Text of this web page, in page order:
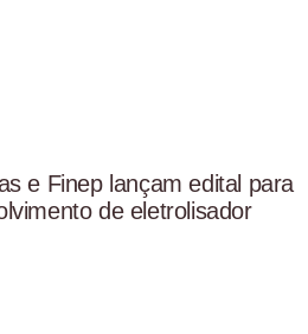
e Finep lançam edital para
de eletrolisador